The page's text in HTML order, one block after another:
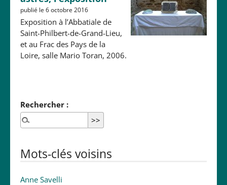
publié le 6 octobre 2016
Exposition à l’Abbatiale de
Saint-Philbert-de-Grand-Lieu,
et au Frac des Pays de la
Loire, salle Mario Toran, 2006.
Rechercher :
Mots-clés voisins
Anne Savelli